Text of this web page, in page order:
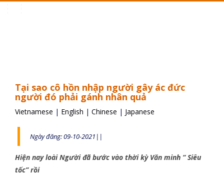
Tại sao cô hồn nhập người gây ác đức
người đó phải gánh nhân quả
Vietnamese | English | Chinese | Japanese
Ngày đăng: 09-10-2021||
Hiện nay loài Người đã bước vào thời kỳ Văn minh “ Siêu
tốc” rồi